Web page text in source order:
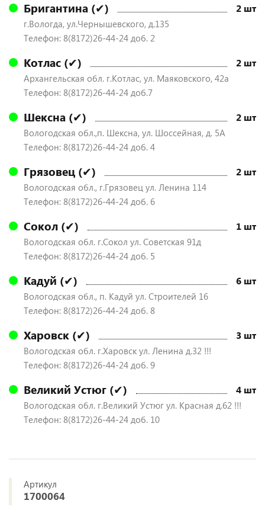
Бригантина (✔) 2 шт
г.Вологда, ул.Чернышевского, д.135
Телефон: 8(8172)26-44-24 доб. 2
Котлас (✔) 2 шт
Архангельская обл. г.Котлас, ул. Маяковского, 42а
Телефон: 8(8172)26-44-24 доб.7
Шексна (✔) 2 шт
Вологодская обл.,п. Шексна, ул. Шоссейная, д. 5А
Телефон: 8(8172)26-44-24 доб. 4
Грязовец (✔) 2 шт
Вологодская обл., г.Грязовец ул. Ленина 114
Телефон: 8(8172)26-44-24 доб. 6
Сокол (✔) 1 шт
Вологодская обл. г.Сокол ул. Советская 91д
Телефон: 8(8172)26-44-24 доб. 5
Кадуй (✔) 6 шт
Вологодская обл., п. Кадуй ул. Строителей 16
Телефон: 8(8172)26-44-24 доб. 8
Харовск (✔) 3 шт
Вологодская обл. г.Харовск ул. Ленина д.32 !!!
Телефон: 8(8172)26-44-24 доб. 9
Великий Устюг (✔) 4 шт
Вологодская обл. г.Великий Устюг ул. Красная д.62 !!!
Телефон: 8(8172)26-44-24 доб. 10
Артикул
1700064